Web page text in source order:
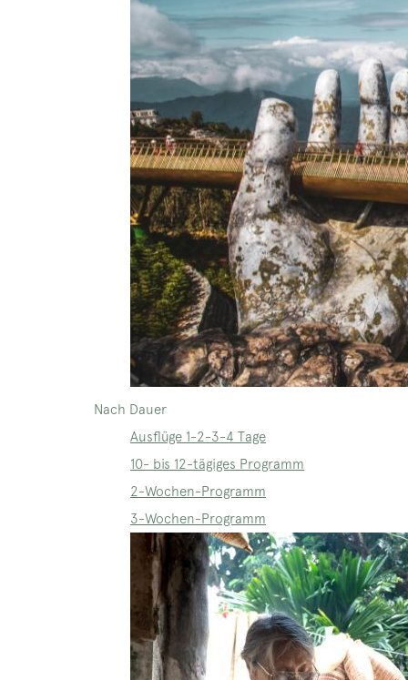
Nach Dauer
Ausflüge 1-2-3-4 Tage
10- bis 12-tägiges Programm
2-Wochen-Programm
3-Wochen-Programm